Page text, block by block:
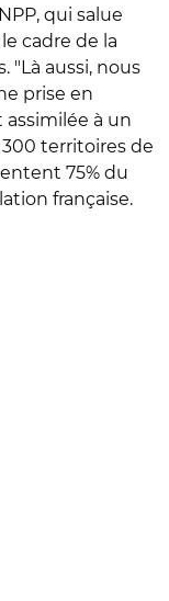
qui salue
cadre de la
"Là aussi, nous
prise en
à un
territoires de
75% du
française.